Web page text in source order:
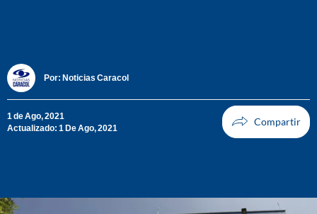
Por: Noticias Caracol
1 de Ago, 2021
Actualizado: 1 De Ago, 2021